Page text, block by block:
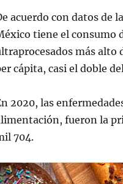
acuerdo con datos de
tiene el consumo
más alto
cápita, casi el doble
2020, las
fueron la
704.